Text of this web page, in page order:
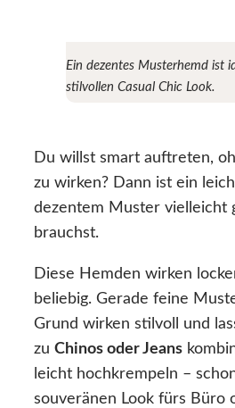
Ein dezentes Musterhemd ist
stilvollen Casual Chic Look.
Du willst smart auftreten,
zu wirken? Dann ist ein
dezentem Muster vielleicht
brauchst.
Diese Hemden wirken
beliebig. Gerade feine
Grund wirken stilvoll und
zu Chinos oder Jeans
leicht hochkrempeln –
souveränen Look fürs Büro